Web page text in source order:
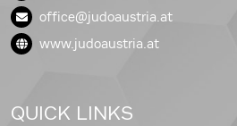
office@judoaustria.at
www.judoaustria.at
QUICK LINKS